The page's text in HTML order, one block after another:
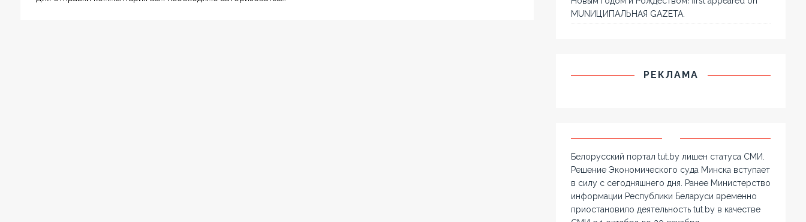
MUNИЦИПАЛЬНАЯ GAZЕТА.
РЕКЛАМА
Белорусский портал tut.by лишен статуса СМИ.
Решение Экономического суда Минска вступает
в силу с сегодняшнего дня. Ранее Министерство
информации Республики Беларуси временно
приостановило деятельность tut.by в качестве